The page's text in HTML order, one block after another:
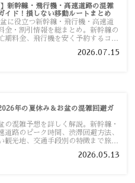
】新幹線・飛行機・高速道路の混雑
イド！損しない移動ルートまとめ
に役立つ新幹線・飛行機・高速道
金・割引情報を総まとめ。新幹線の
期料金、飛行機を安く予約するコ
分かりやすく解説します。2026.07.15
年の夏休み＆お盆の混雑回避ガ
の混雑予想を詳しく解説。新幹線・
道路のピーク時間、渋滞回避方法、
観光地、交通手段別の特徴まで旅行
2026.05.13